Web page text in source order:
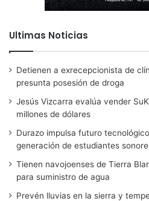
Ultimas Noticias
Detienen a exrecepcionista de
presunta posesión de droga
Jesús Vizcarra evalúa vender
millones de dólares
Durazo impulsa futuro
generación de estudiantes
Tienen navojoenses de Tierra
para suministro de agua
Prevén lluvias en la sierra y